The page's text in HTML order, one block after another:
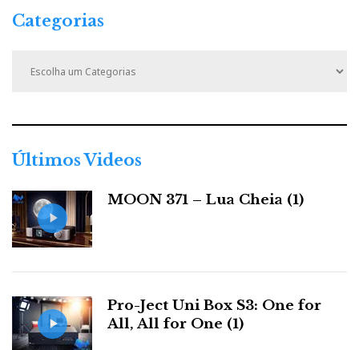
Categorias
r
i
s
Últimos Videos
MOON 371 – Lua Cheia (1)
Pro-Ject Uni Box S3: One for
All, All for One (1)